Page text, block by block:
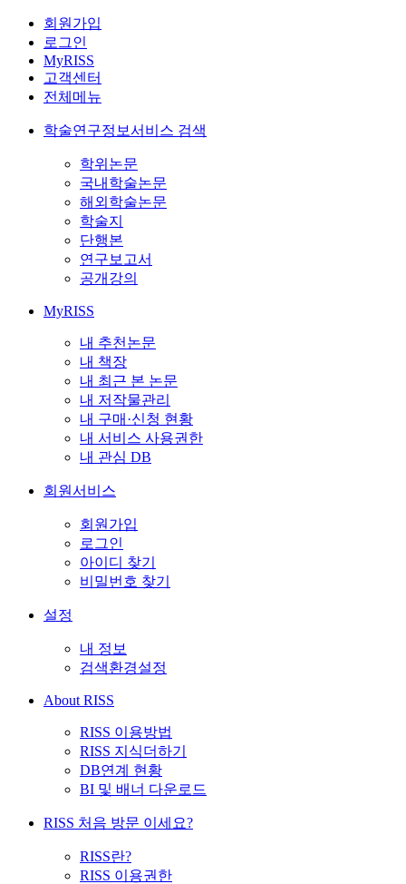
회원가입
로그인
MyRISS
고객센터
전체메뉴
학술연구정보서비스 검색
학위논문
국내학술논문
해외학술논문
학술지
단행본
연구보고서
공개강의
MyRISS
내 추천논문
내 책장
내 최근 본 논문
내 저작물관리
내 구매·신청 현황
내 서비스 사용권한
내 관심 DB
회원서비스
회원가입
로그인
아이디 찾기
비밀번호 찾기
설정
내 정보
검색환경설정
About RISS
RISS 이용방법
RISS 지식더하기
DB연계 현황
BI 및 배너 다운로드
RISS 처음 방문 이세요?
RISS란?
RISS 이용권한